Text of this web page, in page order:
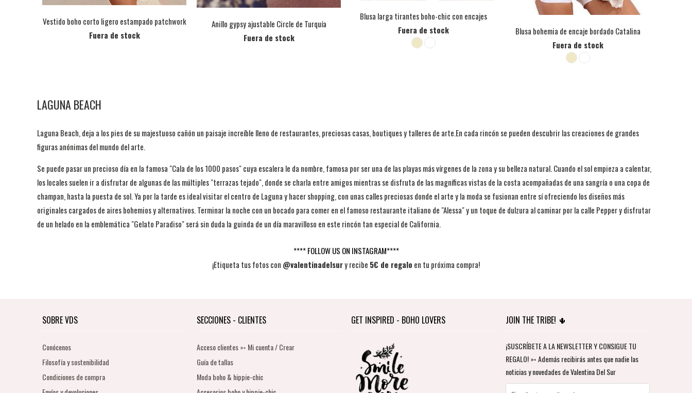
Vestido boho corto ligero estampado patchwork
Fuera de stock
Anillo gypsy ajustable Circle de Turquía
Fuera de stock
Blusa larga tirantes boho-chic con encajes
Fuera de stock
Blusa bohemia de encaje bordado Catalina
Fuera de stock
LAGUNA BEACH
Laguna Beach, deja a los pies de su majestuoso cañón un paisaje increíble lleno de restaurantes, preciosas casas, boutiques y talleres de arte.En cada rincón se pueden descubrir las creaciones de grandes
figuras anónimas del mundo del arte.
Se puede pasar un precioso día en la famosa "Cala de los 1000 pasos" cuya escalera le da nombre, famosa por ser una de las playas más vírgenes de la zona y su belleza natural. Cuando el sol empieza a calentar,
los locales suelen ir a disfrutar de algunas de las múltiples "terrazas tejado", donde se charla entre amigos mientras se disfruta de las magníficas vistas de la costa acompañadas de una sangría o una copa de
champan, hasta la puesta de sol. Ya por la tarde es ideal visitar el centro de Laguna y hacer shopping, con unas calles preciosas donde el arte y la moda se fusionan entre sí ofreciendo los diseños más
originales cargados de aires bohemios y alternativos. Terminar la noche con un bocado para comer en el famoso restaurante italiano de "Alessa" y un toque de dulzura al caminar por la calle Pepper y disfrutar
de un helado en la emblemática "Gelato Paradiso" será sin duda la guinda de un día maravilloso en este rincón tan especial de California.
**** FOLLOW US ON INSTAGRAM****
¡Etiqueta tus fotos con @valentinadelsury recibe 5€ de regalo en tu próxima compra!
SOBRE VDS
Conócenos
Filosofía y sostenibilidad
Condiciones de compra
SECCIONES - CLIENTES
Acceso clientes ➳ Mi cuenta / Crear
Guía de tallas
Moda boho & hippie-chic
GET INSPIRED - BOHO LOVERS JOIN THE TRIBE! 🌵
¡SUSCRÍBETE A LA NEWSLETTER Y CONSIGUE TU
REGALO! ➳ Además recibirás antes que nadie las
noticias y novedades de Valentina Del Sur